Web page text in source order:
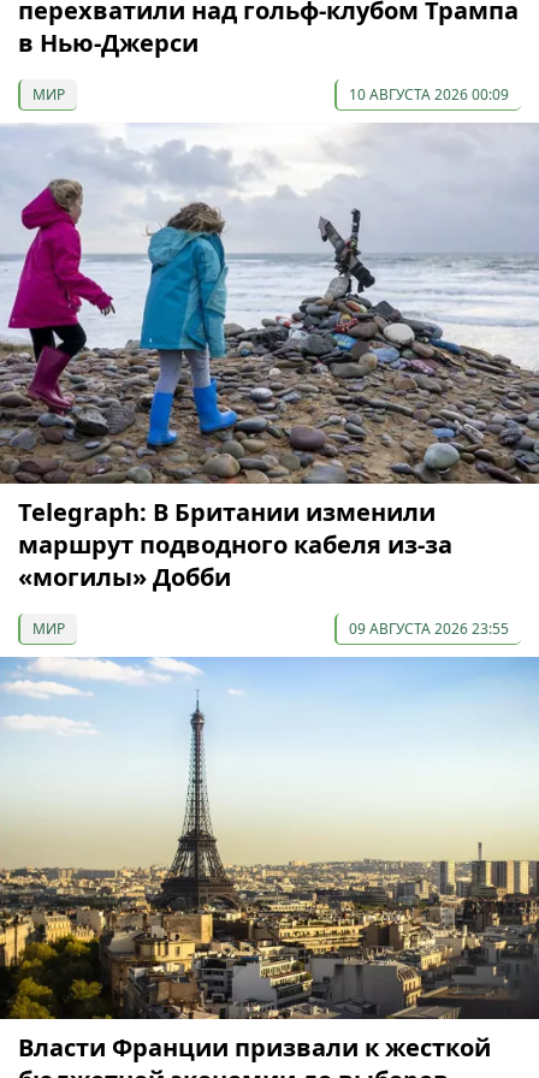
перехватили над гольф-клубом Трампа
в Нью-Джерси
МИР 10 АВГУСТА 2026 00:09
Telegraph: В Британии изменили
маршрут подводного кабеля из-за
«могилы» Добби
МИР 09 АВГУСТА 2026 23:55
Власти Франции призвали к жесткой